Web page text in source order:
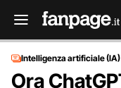
Intelligenza artificiale (IA)
Ora